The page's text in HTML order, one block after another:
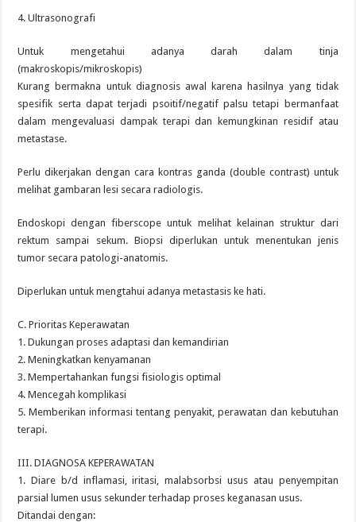
4. Ultrasonografi
Untuk mengetahui adanya darah dalam tinja
(makroskopis/mikroskopis)
Kurang bermakna untuk diagnosis awal karena hasilnya yang tidak
spesifik serta dapat terjadi psoitif/negatif palsu tetapi bermanfaat
dalam mengevaluasi dampak terapi dan kemungkinan residif atau
metastase.
Perlu dikerjakan dengan cara kontras ganda (double contrast) untuk
melihat gambaran lesi secara radiologis.
Endoskopi dengan fiberscope untuk melihat kelainan struktur dari
rektum sampai sekum. Biopsi diperlukan untuk menentukan jenis
tumor secara patologi-anatomis.
Diperlukan untuk mengtahui adanya metastasis ke hati.
C. Prioritas Keperawatan
1. Dukungan proses adaptasi dan kemandirian
2. Meningkatkan kenyamanan
3. Mempertahankan fungsi fisiologis optimal
4. Mencegah komplikasi
5. Memberikan informasi tentang penyakit, perawatan dan kebutuhan
terapi.
III. DIAGNOSA KEPERAWATAN
1. Diare b/d inflamasi, iritasi, malabsorbsi usus atau penyempitan
parsial lumen usus sekunder terhadap proses keganasan usus.
Ditandai dengan: